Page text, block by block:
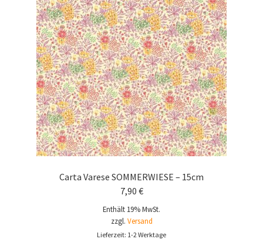
Carta Varese SOMMERWIESE – 15cm
7,90 €
Enthält 19% MwSt.
zzgl. Versand
Lieferzeit: 1-2 Werktage